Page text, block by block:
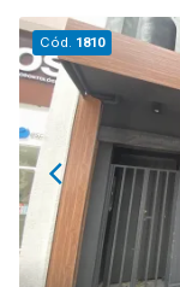
Cód. 1810